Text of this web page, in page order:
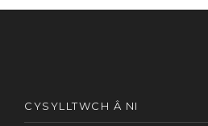
CYSYLLTWCH Â NI